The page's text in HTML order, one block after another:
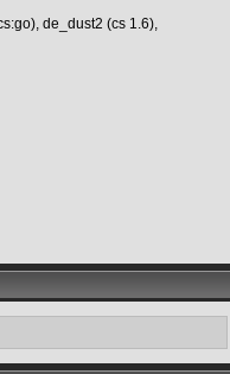
de_dust2 (cs 1.6),